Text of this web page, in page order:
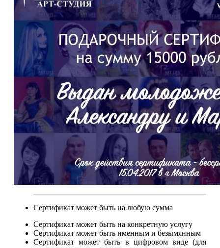
Сертификат может быть на любую сумма
Сертификат может быть на конкретную услугу
Сертификат может быть именным и безымянным
Сертификат может быть в цифровом виде (для